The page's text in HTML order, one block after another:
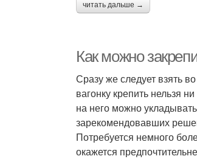
читать дальше →
Как можно
Сразу же следует взять
вагонку крепить нельзя
на него можно
зарекомендовавших
Потребуется немного
окажется